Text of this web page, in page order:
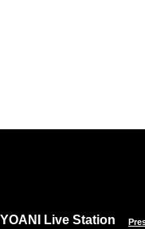
YOANI Live Station